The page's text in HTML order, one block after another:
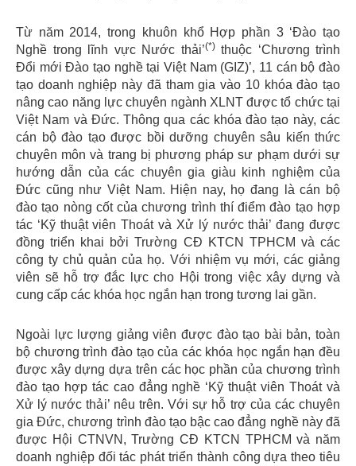
Từ năm 2014, trong khuôn khổ Hợp phần 3 ‘Đào tạo
Nghề trong lĩnh vực Nước thải’(*)thuộc ‘Chương trình
Đổi mới Đào tạo nghề tại Việt Nam (GIZ)’, 11 cán bộ đào
tạo doanh nghiệp này đã tham gia vào 10 khóa đào tạo
nâng cao năng lực chuyên ngành XLNT được tổ chức tại
Việt Nam và Đức. Thông qua các khóa đào tạo này, các
cán bộ đào tạo được bồi dưỡng chuyên sâu kiến thức
chuyên môn và trang bị phương pháp sư phạm dưới sự
hướng dẫn của các chuyên gia giàu kinh nghiệm của
Đức cũng như Việt Nam. Hiện nay, họ đang là cán bộ
đào tạo nòng cốt của chương trình thí điểm đào tạo hợp
tác ‘Kỹ thuật viên Thoát và Xử lý nước thải’ đang được
đồng triển khai bởi Trường CĐ KTCN TPHCM và các
công ty chủ quản của họ. Với nhiệm vụ mới, các giảng
viên sẽ hỗ trợ đắc lực cho Hội trong việc xây dựng và
cung cấp các khóa học ngắn hạn trong tương lai gần.
Ngoài lực lượng giảng viên được đào tạo bài bản, toàn
bộ chương trình đào tạo của các khóa học ngắn hạn đều
được xây dựng dựa trên các học phần của chương trình
đào tạo hợp tác cao đẳng nghề ‘Kỹ thuật viên Thoát và
Xử lý nước thải’ nêu trên. Với sự hỗ trợ của các chuyên
gia Đức, chương trình đào tạo bậc cao đẳng nghề này đã
được Hội CTNVN, Trường CĐ KTCN TPHCM và năm
doanh nghiệp đối tác phát triển thành công dựa theo tiêu